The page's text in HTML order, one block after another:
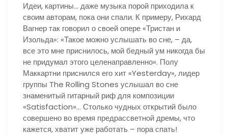
Идеи, картины… даже музыка порой приходила к
своим авторам, пока они спали. К примеру, Рихард
Вагнер так говорил о своей опере «Тристан и
Изольда»: «Такое можно услышать во сне, – да,
все это мне приснилось, мой бедный ум никогда бы
не придумал этого целенаправленно». Полу
Маккартни приснился его хит «Yesterday», лидер
группы The Rolling Stones услышал во сне
знаменитый гитарный риф для композиции
«Satisfaction»… Столько чудных открытий было
совершено во время предрассветной дремы, что
кажется, хватит уже работать – пора спать!